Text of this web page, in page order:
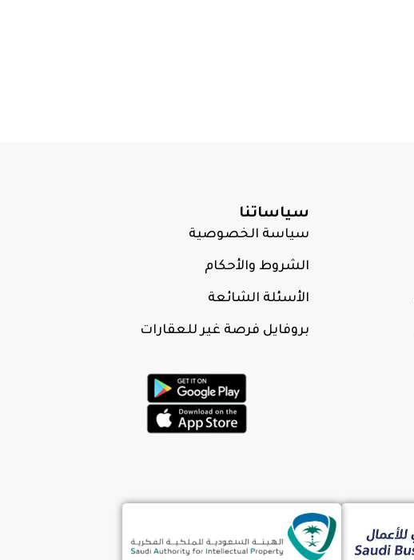
سياساتنا
سياسة الخصوصية
الشروط والأحكام
الأسئلة الشائعة
بروفايل فرصة غير للعقارات